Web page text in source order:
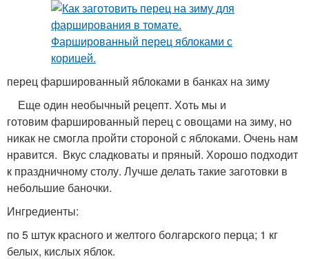
перец фаршированный яблоками в банках на зиму
Еще один необычный рецепт. Хоть мы и
готовим фаршированный перец с овощами на зиму, но
никак не смогла пройти стороной с яблоками. Очень нам
нравится. Вкус сладковаты и пряный. Хорошо подходит
к праздничному столу. Лучше делать такие заготовки в
небольшие баночки.
Ингредиенты:
по 5 штук красного и желтого болгарского перца; 1 кг
белых, кислых яблок.